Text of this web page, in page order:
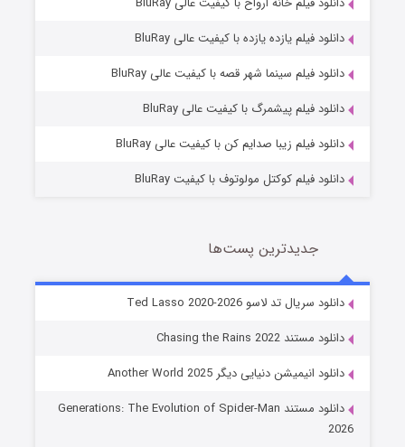
خاندان اژدها فصل ۳
دانلود فیلم یازده یازده با کیفیت عالی BluRay
دانلود فیلم سینما شهر قصه با کیفیت عالی BluRay
دانلود فیلم پیشمرگ با کیفیت عالی BluRay
دانلود فیلم زیبا صدایم کن با کیفیت عالی BluRay
دانلود فیلم کوکتل مولوتوف با کیفیت BluRay
جدیدترین پست‌ها
دانلود سریال تد لاسو Ted Lasso 2020-2026
دانلود مستند Chasing the Rains 2022
دانلود انیمیشن دنیایی دیگر Another World 2025
دانلود مستند Generations: The Evolution of Spider-Man
2026